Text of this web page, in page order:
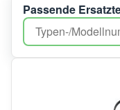
Passende